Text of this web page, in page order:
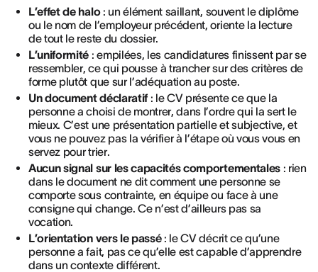
L’effet de halo: un élément saillant, souvent le diplôme
ou le nom de l’employeur précédent, oriente la lecture
de tout le reste du dossier.
L’uniformité : empilées, les candidatures finissent par se
ressembler, ce qui pousse à trancher sur des critères de
forme plutôt que sur l’adéquation au poste.
Un document déclaratif: le CV présente ce que la
personne a choisi de montrer, dans l’ordre qui la sert le
mieux. C’est une présentation partielle et subjective, et
vous ne pouvez pas la vérifier à l’étape où vous vous en
servez pour trier.
Aucun signal sur les capacités comportementales: rien
dans le document ne dit comment une personne se
comporte sous contrainte, en équipe ou face à une
consigne qui change. Ce n’est d’ailleurs pas sa
vocation.
L’orientation vers le passé: le CV décrit ce qu’une
personne a fait, pas ce qu’elle est capable d’apprendre
dans un contexte différent.